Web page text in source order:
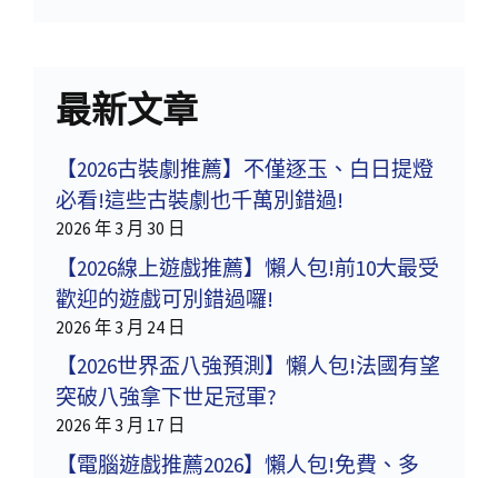
最新文章
【2026古裝劇推薦】不僅逐玉、白日提燈
必看!這些古裝劇也千萬別錯過!
2026 年 3 月 30 日
【2026線上遊戲推薦】懶人包!前10大最受
歡迎的遊戲可別錯過囉!
2026 年 3 月 24 日
【2026世界盃八強預測】懶人包!法國有望
突破八強拿下世足冠軍?
2026 年 3 月 17 日
【電腦遊戲推薦2026】懶人包!免費、多